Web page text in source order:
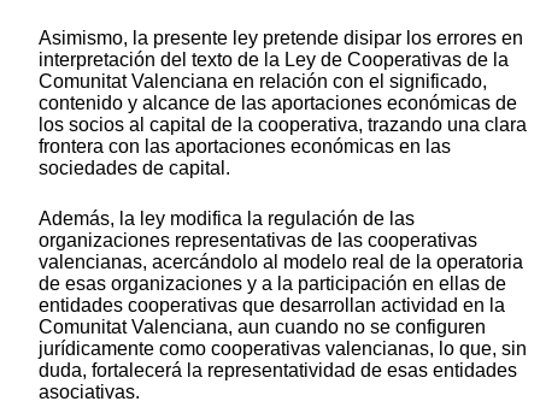
Asimismo, la presente ley pretende disipar los errores en
interpretación del texto de la Ley de Cooperativas de la
Comunitat Valenciana en relación con el significado,
contenido y alcance de las aportaciones económicas de
los socios al capital de la cooperativa, trazando una clara
frontera con las aportaciones económicas en las
sociedades de capital.
Además, la ley modifica la regulación de las
organizaciones representativas de las cooperativas
valencianas, acercándolo al modelo real de la operatoria
de esas organizaciones y a la participación en ellas de
entidades cooperativas que desarrollan actividad en la
Comunitat Valenciana, aun cuando no se configuren
jurídicamente como cooperativas valencianas, lo que, sin
duda, fortalecerá la representatividad de esas entidades
asociativas.